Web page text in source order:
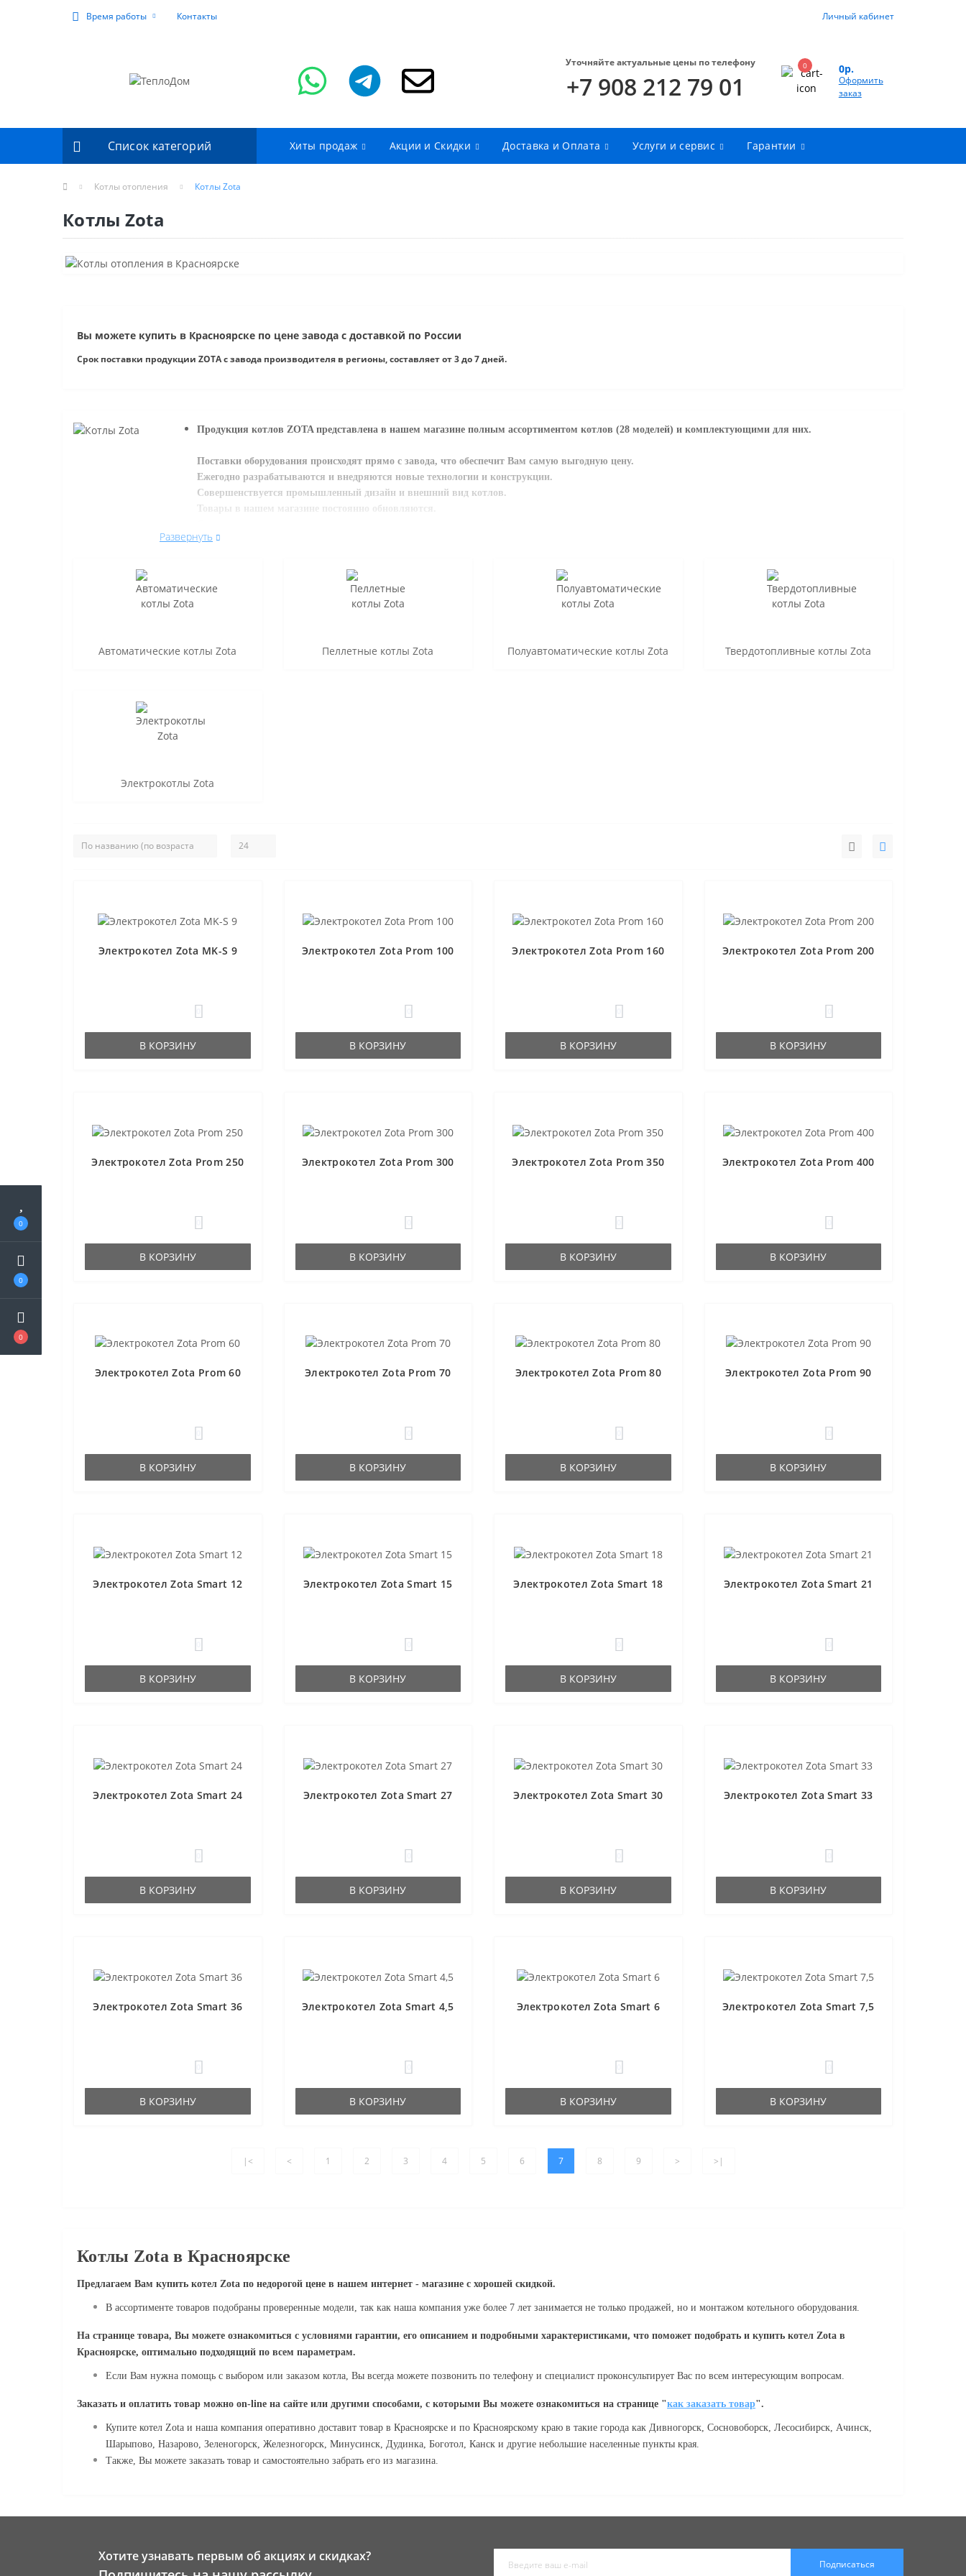
0
0
0
Время работы Контакты Личный кабинет
Уточняйте актуальные цены по телефону
+7 908 212 79 01
0 0р.
Оформить
заказ
Список категорий Хиты продаж Акции и Скидки Доставка и Оплата Услуги и сервис Гарантии
Котлы отопления Котлы Zota
Котлы Zota
Вы можете купить в Красноярске по цене завода с доставкой по России
Срок поставки продукции ZOTA с завода производителя в регионы, составляет от 3 до 7 дней.
Продукция котлов ZOTA представлена в нашем магазине полным ассортиментом котлов (28 моделей) и комплектующими для них.
Поставки оборудования происходят прямо с завода, что обеспечит Вам самую выгодную цену.
Ежегодно разрабатываются и внедряются новые технологии и конструкции.
Совершенствуется промышленный дизайн и внешний вид котлов.
Товары в нашем магазине постоянно обновляются.
Развернуть
Автоматические котлы Zota Пеллетные котлы Zota Полуавтоматические котлы Zota Твердотопливные котлы Zota
Электрокотлы Zota
Электрокотел Zota MK-S 9
В КОРЗИНУ
Электрокотел Zota Prom 100
В КОРЗИНУ
Электрокотел Zota Prom 160
В КОРЗИНУ
Электрокотел Zota Prom 200
В КОРЗИНУ
Электрокотел Zota Prom 250
В КОРЗИНУ
Электрокотел Zota Prom 300
В КОРЗИНУ
Электрокотел Zota Prom 350
В КОРЗИНУ
Электрокотел Zota Prom 400
В КОРЗИНУ
Электрокотел Zota Prom 60
В КОРЗИНУ
Электрокотел Zota Prom 70
В КОРЗИНУ
Электрокотел Zota Prom 80
В КОРЗИНУ
Электрокотел Zota Prom 90
В КОРЗИНУ
Электрокотел Zota Smart 12
В КОРЗИНУ
Электрокотел Zota Smart 15
В КОРЗИНУ
Электрокотел Zota Smart 18
В КОРЗИНУ
Электрокотел Zota Smart 21
В КОРЗИНУ
Электрокотел Zota Smart 24
В КОРЗИНУ
Электрокотел Zota Smart 27
В КОРЗИНУ
Электрокотел Zota Smart 30
В КОРЗИНУ
Электрокотел Zota Smart 33
В КОРЗИНУ
Электрокотел Zota Smart 36
В КОРЗИНУ
Электрокотел Zota Smart 4,5
В КОРЗИНУ
Электрокотел Zota Smart 6
В КОРЗИНУ
Электрокотел Zota Smart 7,5
В КОРЗИНУ
|< < 1 2 3 4 5 6 7 8 9 > >|
Котлы Zota в Красноярске
Предлагаем Вам купить котел Zota по недорогой цене в нашем интернет - магазине с хорошей скидкой.
В ассортименте товаров подобраны проверенные модели, так как наша компания уже более 7 лет занимается не только продажей, но и монтажом котельного оборудования.
На странице товара, Вы можете ознакомиться с условиями гарантии, его описанием и подробными характеристиками, что поможет подобрать и купить котел Zota в
Красноярске, оптимально подходящий по всем параметрам.
Если Вам нужна помощь с выбором или заказом котла, Вы всегда можете позвонить по телефону и специалист проконсультирует Вас по всем интересующим вопросам.
Заказать и оплатить товар можно on-line на сайте или другими способами, с которыми Вы можете ознакомиться на странице "как заказать товар".
Купите котел Zota и наша компания оперативно доставит товар в Красноярске и по Красноярскому краю в такие города как Дивногорск, Сосновоборск, Лесосибирск, Ачинск,
Шарыпово, Назарово, Зеленогорск, Железногорск, Минусинск, Дудинка, Боготол, Канск и другие небольшие населенные пункты края.
Также, Вы можете заказать товар и самостоятельно забрать его из магазина.
Хотите узнавать первым об акциях и скидках?
Подписаться